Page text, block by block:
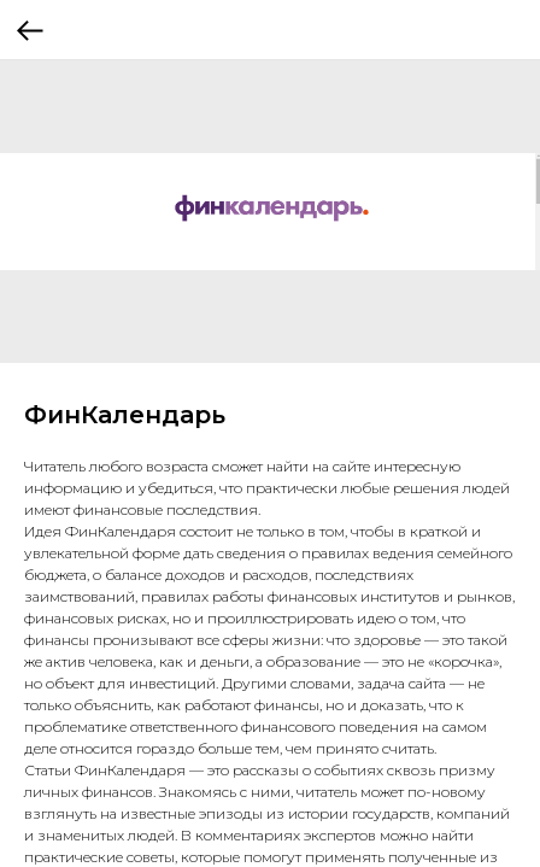
ФинКалендарь
Читатель любого возраста сможет найти на сайте интересную
информацию и убедиться, что практически любые решения людей
имеют финансовые последствия.
Идея ФинКалендаря состоит не только в том, чтобы в краткой и
увлекательной форме дать сведения о правилах ведения семейного
бюджета, о балансе доходов и расходов, последствиях
заимствований, правилах работы финансовых институтов и рынков,
финансовых рисках, но и проиллюстрировать идею о том, что
финансы пронизывают все сферы жизни: что здоровье — это такой
же актив человека, как и деньги, а образование — это не «корочка»,
но объект для инвестиций. Другими словами, задача сайта — не
только объяснить, как работают финансы, но и доказать, что к
проблематике ответственного финансового поведения на самом
деле относится гораздо больше тем, чем принято считать.
Статьи ФинКалендаря — это рассказы о событиях сквозь призму
личных финансов. Знакомясь с ними, читатель может по-новому
взглянуть на известные эпизоды из истории государств, компаний
и знаменитых людей. В комментариях экспертов можно найти
практические советы, которые помогут применять полученные из